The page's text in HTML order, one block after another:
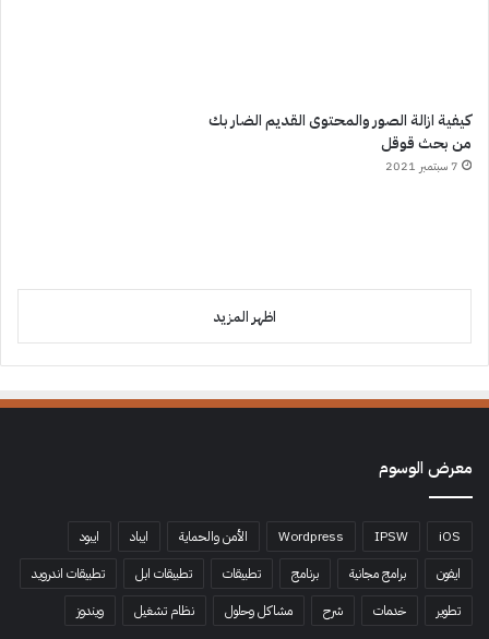
كيفية ازالة الصور والمحتوى القديم الضار بك
من بحث قوقل
7 سبتمبر 2021
اظهر المزيد
معرض الوسوم
iOS
IPSW
Wordpress الأمن والحماية ايباد
ايبود
ايفون
برامج مجانية برنامج تطبيقات تطبيقات ابل
تطبيقات اندرويد
تطوير
خدمات شرح مشاكل وحلول نظام تشغيل ويندوز